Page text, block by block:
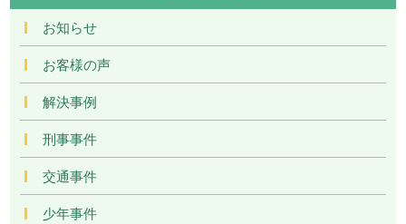
お知らせ
お客様の声
解決事例
刑事事件
交通事件
少年事件